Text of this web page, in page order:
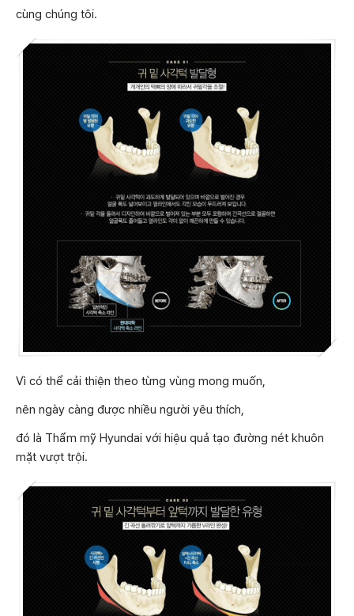
cùng chúng tôi.
Vì có thể cải thiện theo từng vùng mong muốn,
nên ngày càng được nhiều người yêu thích,
đó là Thẩm mỹ Hyundai với hiệu quả tạo đường nét khuôn
mặt vượt trội.